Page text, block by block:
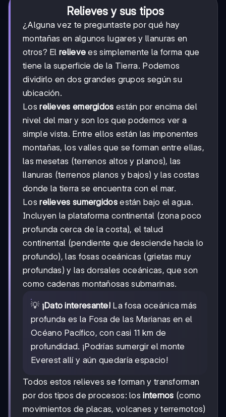
Relieves y sus tipos
¿Alguna vez te preguntaste por qué hay
montañas en algunos lugares y llanuras en
otros? El relieve es simplemente la forma que
tiene la superficie de la Tierra. Podemos
dividirlo en dos grandes grupos según su
ubicación.
Losrelieves emergidos están por encima del
nivel del mar y son los que podemos ver a
simple vista. Entre ellos están las imponentes
montañas, los valles que se forman entre ellas,
las mesetas (terrenos altos y planos), las
llanuras (terrenos planos y bajos) y las costas
donde la tierra se encuentra con el mar.
Losrelieves sumergidosestán bajo el agua.
Incluyen la plataforma continental (zona poco
profunda cerca de la costa), el talud
continental (pendiente que desciende hacia lo
profundo), las fosas oceánicas (grietas muy
profundas) y las dorsales oceánicas, que son
como cadenas montañosas submarinas.
💡 ¡Dato interesante! La fosa oceánica más
profunda es la Fosa de las Marianas en el
Océano Pacífico, con casi 11 km de
profundidad. ¡Podrías sumergir el monte
Everest allí y aún quedaría espacio!
Todos estos relieves se forman y transforman
por dos tipos de procesos: losinternos (como
movimientos de placas, volcanes y terremotos)